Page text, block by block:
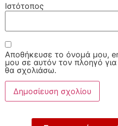
Ιστότοπος
Αποθήκευσε το όνομά μου,
μου σε αυτόν τον πλοηγό
θα σχολιάσω.